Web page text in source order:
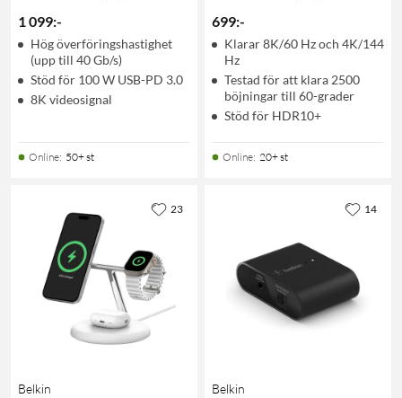
1 099:-
Hög överföringshastighet
(upp till 40 Gb/s)
Stöd för 100 W USB-PD 3.0
8K videosignal
Online: 50+ st
699:-
Klarar 8K/60 Hz och 4K/144
Hz
Testad för att klara 2500
böjningar till 60-grader
Stöd för HDR10+
Online: 20+ st
Belkin
23
Belkin
14